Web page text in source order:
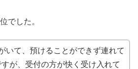
でした。
いて、預けることができず連れて
が、受付の方が快く受け入れて